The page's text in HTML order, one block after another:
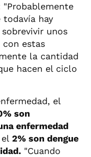
"Probablemente
todavía hay
unos
con estas
la cantidad
hacen el ciclo
el
son
enfermedad
2% son dengue
"Cuando